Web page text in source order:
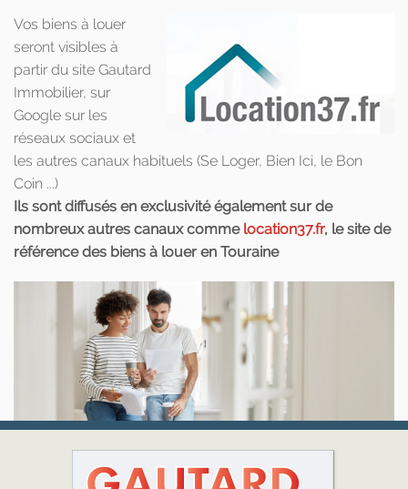
Vos biens à louer
seront visibles à
partir du site Gautard
Immobilier, sur
Google sur les
réseaux sociaux et
les autres canaux habituels (Se Loger, Bien Ici, le Bon
Coin ...)
Ils sont diffusés en exclusivité également sur de
nombreux autres canaux comme location37.fr, le site de
référence des biens à louer en Touraine